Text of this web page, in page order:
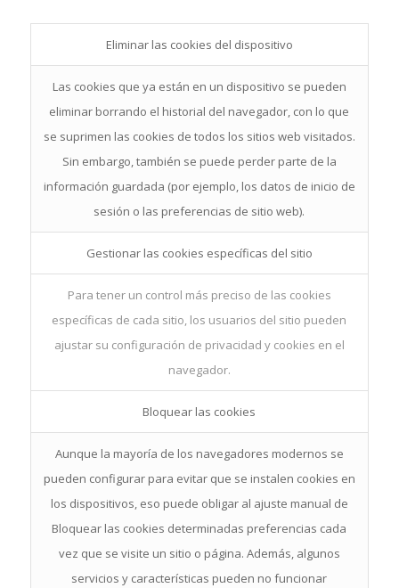
Eliminar las cookies del dispositivo
Las cookies que ya están en un dispositivo se pueden
eliminar borrando el historial del navegador, con lo que
se suprimen las cookies de todos los sitios web visitados.
Sin embargo, también se puede perder parte de la
información guardada (por ejemplo, los datos de inicio de
sesión o las preferencias de sitio web).
Gestionar las cookies específicas del sitio
Para tener un control más preciso de las cookies
específicas de cada sitio, los usuarios del sitio pueden
ajustar su configuración de privacidad y cookies en el
navegador.
Bloquear las cookies
Aunque la mayoría de los navegadores modernos se
pueden configurar para evitar que se instalen cookies en
los dispositivos, eso puede obligar al ajuste manual de
Bloquear las cookies determinadas preferencias cada
vez que se visite un sitio o página. Además, algunos
servicios y características pueden no funcionar